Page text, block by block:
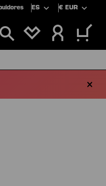
ES € EUR
TIENES 0